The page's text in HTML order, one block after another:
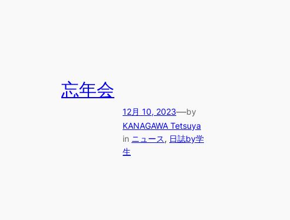
忘年会
12月 10, 2023—by
KANAGAWA Tetsuya
in ニュース, 日誌by学
生